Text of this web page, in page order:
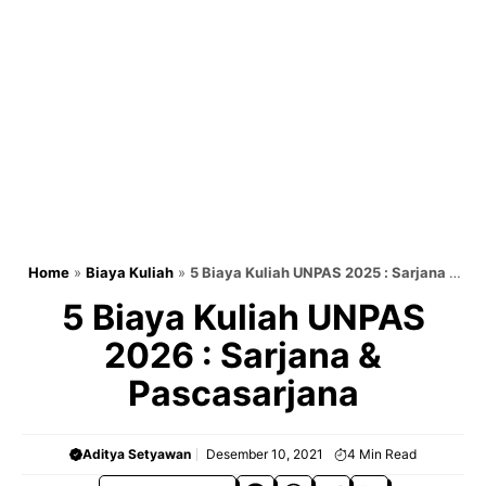
Home» Biaya Kuliah» 5 Biaya Kuliah UNPAS 2025 : Sarjana &
5 Biaya Kuliah UNPAS
2026 : Sarjana &
Pascasarjana
Aditya Setyawan Desember 10, 2021 4 Min Read